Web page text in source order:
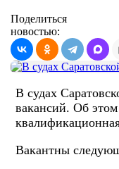
Поделиться
новостью:
В судах
вакансий. Об
Вакантны